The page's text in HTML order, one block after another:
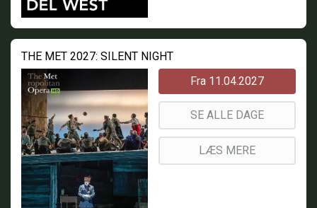
THE MET 2027: SILENT NIGHT
Fra 11.04.2027
SE ALLE DAGE
LÆS MERE